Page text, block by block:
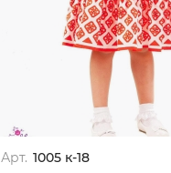
Арт. 1005 к-18